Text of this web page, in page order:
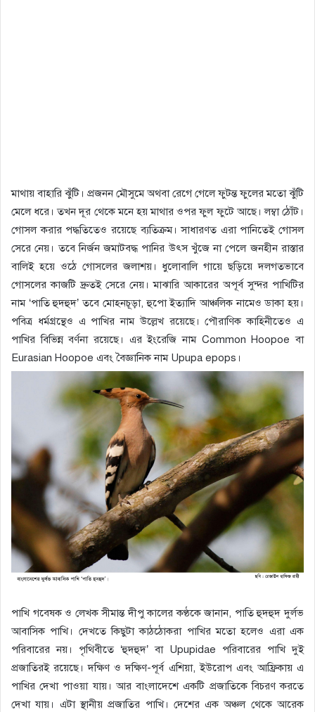
মাথায় বাহারি ঝুঁটি। প্রজনন মৌসুমে অথবা রেগে গেলে ফুটন্ত ফুলের মতো ঝুঁটি
মেলে ধরে। তখন দূর থেকে মনে হয় মাথার ওপর ফুল ফুটে আছে। লম্বা ঠোঁট।
গোসল করার পদ্ধতিতেও রয়েছে ব্যতিক্রম। সাধারণত এরা পানিতেই গোসল
সেরে নেয়। তবে নির্জন জমাটবদ্ধ পানির উৎস খুঁজে না পেলে জনহীন রাস্তার
বালিই হয়ে ওঠে গোসলের জলাশয়। ধুলোবালি গায়ে ছড়িয়ে দলগতভাবে
গোসলের কাজটি দ্রুতই সেরে নেয়। মাঝারি আকারের অপূর্ব সুন্দর পাখিটির
নাম ‘পাতি হুদহুদ’ তবে মোহনচূড়া, হুপো ইত্যাদি আঞ্চলিক নামেও ডাকা হয়।
পবিত্র ধর্মগ্রন্থেও এ পাখির নাম উল্লেখ রয়েছে। পৌরাণিক কাহিনীতেও এ
পাখির বিভিন্ন বর্ণনা রয়েছে। এর ইংরেজি নাম Common Hoopoe বা
Eurasian Hoopoe এবং বৈজ্ঞানিক নাম Upupa epops।
পাখি গবেষক ও লেখক সীমান্ত দীপু কালের কণ্ঠকে জানান, পাতি হুদহুদ দুর্লভ
আবাসিক পাখি। দেখতে কিছুটা কাঠঠোকরা পাখির মতো হলেও এরা এক
পরিবারের নয়। পৃথিবীতে ‘হুদহুদ’ বা Upupidae পরিবারের পাখি দুই
প্রজাতিরই রয়েছে। দক্ষিণ ও দক্ষিণ-পূর্ব এশিয়া, ইউরোপ এবং আফ্রিকায় এ
পাখির দেখা পাওয়া যায়। আর বাংলাদেশে একটি প্রজাতিকে বিচরণ করতে
দেখা যায়। এটা স্থানীয় প্রজাতির পাখি। দেশের এক অঞ্চল থেকে আরেক